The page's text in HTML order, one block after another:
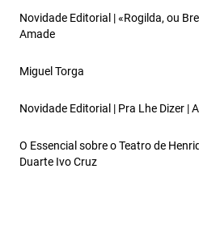
Novidade Editorial | «Rogilda, ou
Amade
Miguel Torga
Novidade Editorial | Pra Lhe Dizer |
O Essencial sobre o Teatro de
Duarte Ivo Cruz